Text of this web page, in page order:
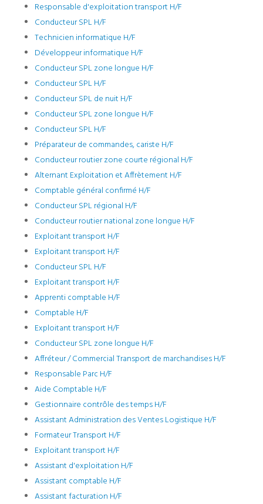
Responsable d'exploitation transport H/F
Conducteur SPL H/F
Technicien informatique H/F
Développeur informatique H/F
Conducteur SPL zone longue H/F
Conducteur SPL H/F
Conducteur SPL de nuit H/F
Conducteur SPL zone longue H/F
Conducteur SPL H/F
Préparateur de commandes, cariste H/F
Conducteur routier zone courte régional H/F
Alternant Exploitation et Affrètement H/F
Comptable général confirmé H/F
Conducteur SPL régional H/F
Conducteur routier national zone longue H/F
Exploitant transport H/F
Exploitant transport H/F
Conducteur SPL H/F
Exploitant transport H/F
Apprenti comptable H/F
Comptable H/F
Exploitant transport H/F
Conducteur SPL zone longue H/F
Affréteur / Commercial Transport de marchandises H/F
Responsable Parc H/F
Aide Comptable H/F
Gestionnaire contrôle des temps H/F
Assistant Administration des Ventes Logistique H/F
Formateur Transport H/F
Exploitant transport H/F
Assistant d'exploitation H/F
Assistant comptable H/F
Assistant facturation H/F